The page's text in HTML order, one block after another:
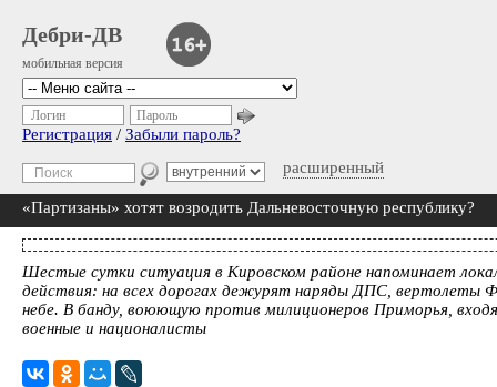
Дебри-ДВ
мобильная версия
расширенный
Логин Пароль
Регистрация / Забыли пароль?
«Партизаны» хотят возродить Дальневосточную республику?
Шестые сутки ситуация в Кировском районе напоминает
действия: на всех дорогах дежурят наряды ДПС, вертолеты
небе. В банду, воюющую против милиционеров Приморья,
военные и националисты